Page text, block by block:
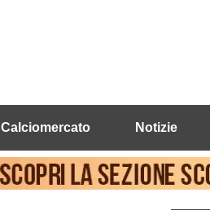
Calciomercato Notizie